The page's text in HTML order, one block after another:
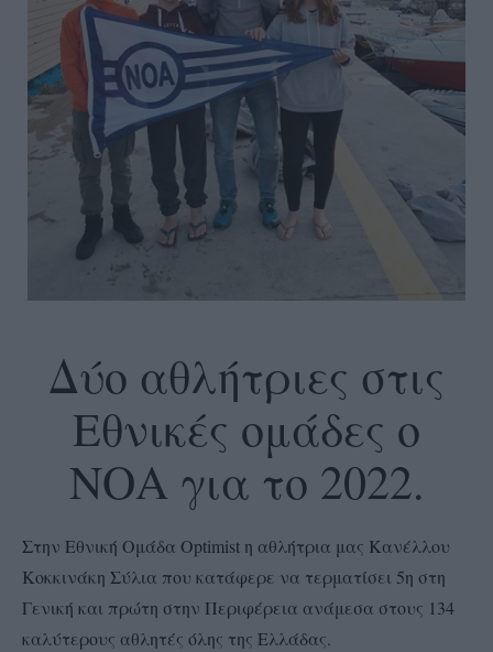
Δύο αθλήτριες στις
Εθνικές ομάδες ο
ΝΟΑ για το 2022.
Στην Εθνική Ομάδα Optimist η αθλήτρια μας Κανέλλου
Κοκκινάκη Σύλια που κατάφερε να τερματίσει 5η στη
Γενική και πρώτη στην Περιφέρεια ανάμεσα στους 134
καλύτερους αθλητές όλης της Ελλάδας.